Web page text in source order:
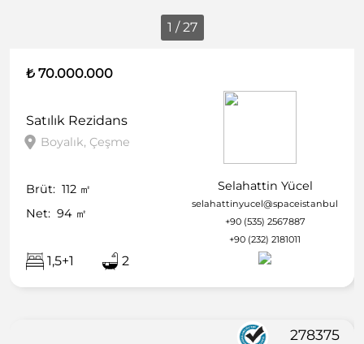
1 / 27
₺ 70.000.000
Satılık Rezidans
Boyalık, Çeşme
Brüt: 112 ㎡
Net: 94 ㎡
1,5+1 2
Selahattin Yücel
selahattinyucel@spaceistanbul.com
+90 (535) 2567887
+90 (232) 2181011
278375